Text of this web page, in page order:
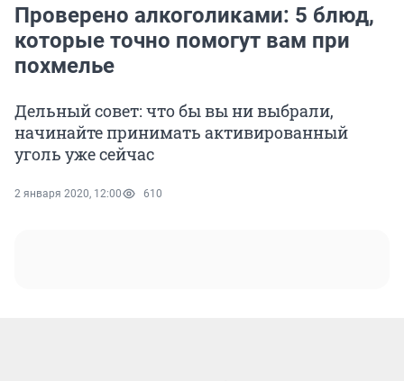
Проверено алкоголиками: 5 блюд,
которые точно помогут вам при
похмелье
Дельный совет: что бы вы ни выбрали,
начинайте принимать активированный
уголь уже сейчас
2 января 2020, 12:00 610